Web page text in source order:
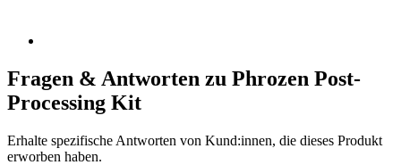
Fragen & Antworten zu Phrozen Post-
Processing Kit
Erhalte spezifische Antworten von Kund:innen, die dieses Produkt
erworben haben.